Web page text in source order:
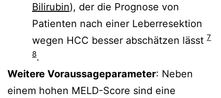
Bilirubin), der die Prognose von
Patienten nach einer Leberresektion
wegen HCC besser abschätzen lässt 7
8.
Weitere Voraussageparameter: Neben
einem hohen MELD-Score sind eine